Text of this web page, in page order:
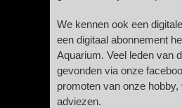
We kennen ook een
een digitaal abonnement
Aquarium. Veel leden van
gevonden via onze
promoten van onze
adviezen.